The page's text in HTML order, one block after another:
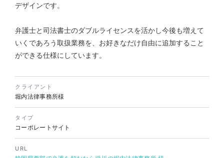
株式会社KDK様 コーポレート
サイト制作
#HTML/CSSコーディング
#レスポンシブWebデザイン
デザインです。
弁護士と司法書士のダブルライセンスを活かし今後も増えて
いくであろう取扱業務を、お好きなだけ自由に追加すること
ができる仕様にしています。
クライアント
堀内法律事務所様
タイプ
コーポレートサイト
URL